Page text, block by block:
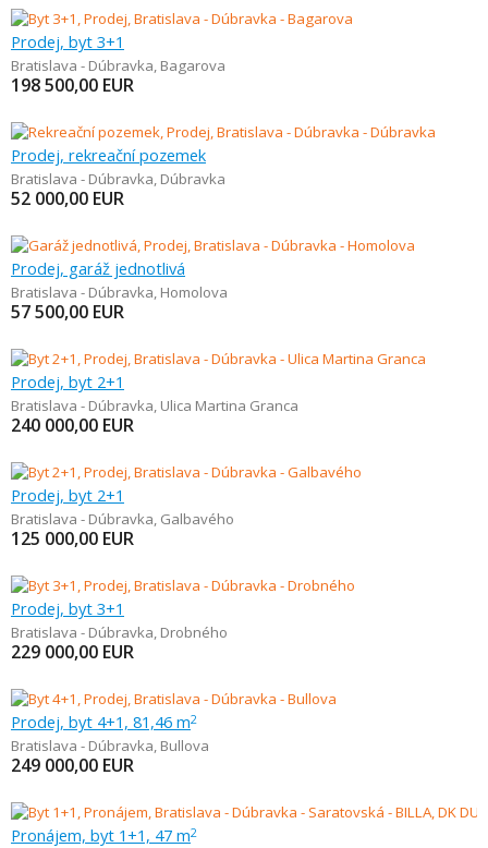
Prodej, byt 3+1
Bratislava - Dúbravka, Bagarova
198 500,00 EUR
Prodej, rekreační pozemek
Bratislava - Dúbravka, Dúbravka
52 000,00 EUR
Prodej, garáž jednotlivá
Bratislava - Dúbravka, Homolova
57 500,00 EUR
Prodej, byt 2+1
Bratislava - Dúbravka, Ulica Martina Granca
240 000,00 EUR
Prodej, byt 2+1
Bratislava - Dúbravka, Galbavého
125 000,00 EUR
Prodej, byt 3+1
Bratislava - Dúbravka, Drobného
229 000,00 EUR
Prodej, byt 4+1, 81,46 m2
Bratislava - Dúbravka, Bullova
249 000,00 EUR
Pronájem, byt 1+1, 47 m2